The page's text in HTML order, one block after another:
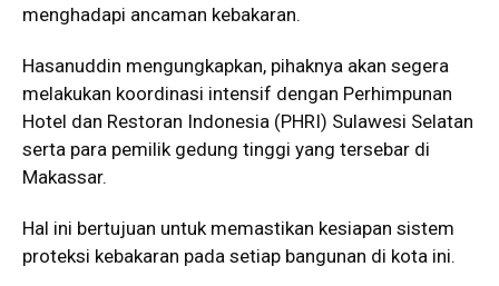
menghadapi ancaman kebakaran.
Hasanuddin mengungkapkan, pihaknya akan segera
melakukan koordinasi intensif dengan Perhimpunan
Hotel dan Restoran Indonesia (PHRI) Sulawesi Selatan
serta para pemilik gedung tinggi yang tersebar di
Makassar.
Hal ini bertujuan untuk memastikan kesiapan sistem
proteksi kebakaran pada setiap bangunan di kota ini.